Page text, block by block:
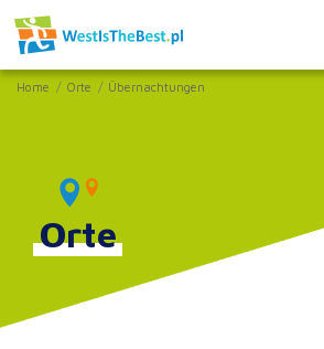
Home Orte Übernachtungen
Orte